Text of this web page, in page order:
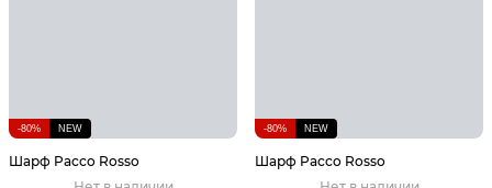
-80% NEW
Шарф Pacco Rosso
-80% NEW
Шарф Pacco Rosso